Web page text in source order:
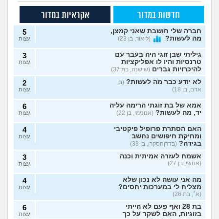
חדשות במדור אקראיות במדור
חברה שלי חושבת שאני קמצן,
מה לעשות?
(ליאור, בן 23)
5
עצות
גיליתי שבן זוגי היה בעבר עם
טרנסיות והיו לו אפליקציות
להיכרויות גברים (שושנה, בת 37)
3
עצות
לא יודע כבר מה לעשות? (בן
אדם, בן 18)
2
עצות
אמא של בת זוגתי הרימה עליה
יד, מה לעשות? (אנונימי, בן 22)
6
עצות
האם הסתרת פרופיל פיקטיבי
ומחיקת חיפושים נחשב
בגידה? (בדרןהסקרן, בן 33)
4
עצות
אשמח לעזרה אמיתית וכנה
(אנושי, בן 27)
3
עצות
מה אני עושה לא נכון שלא
מצליח לי במערכות יחסים?
(א׳, בת 26)
4
עצות
בת 28 ואף פעם לא הייתי
בזוגיות, האם לשקר על כך
6
עצות